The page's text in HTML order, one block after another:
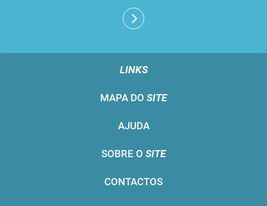
LINKS
MAPA DO SITE
AJUDA
SOBRE O SITE
CONTACTOS